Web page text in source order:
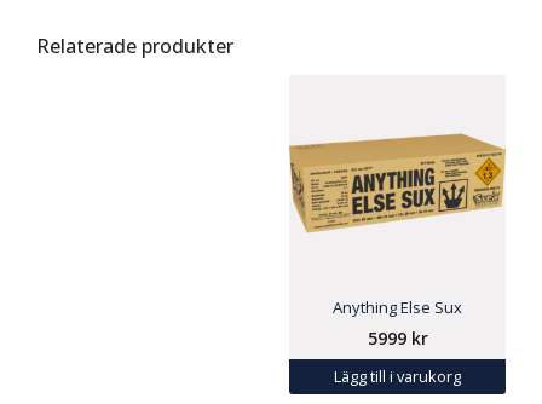
Relaterade produkter
Anything Else Sux
5999 kr
Lägg till i varukorg